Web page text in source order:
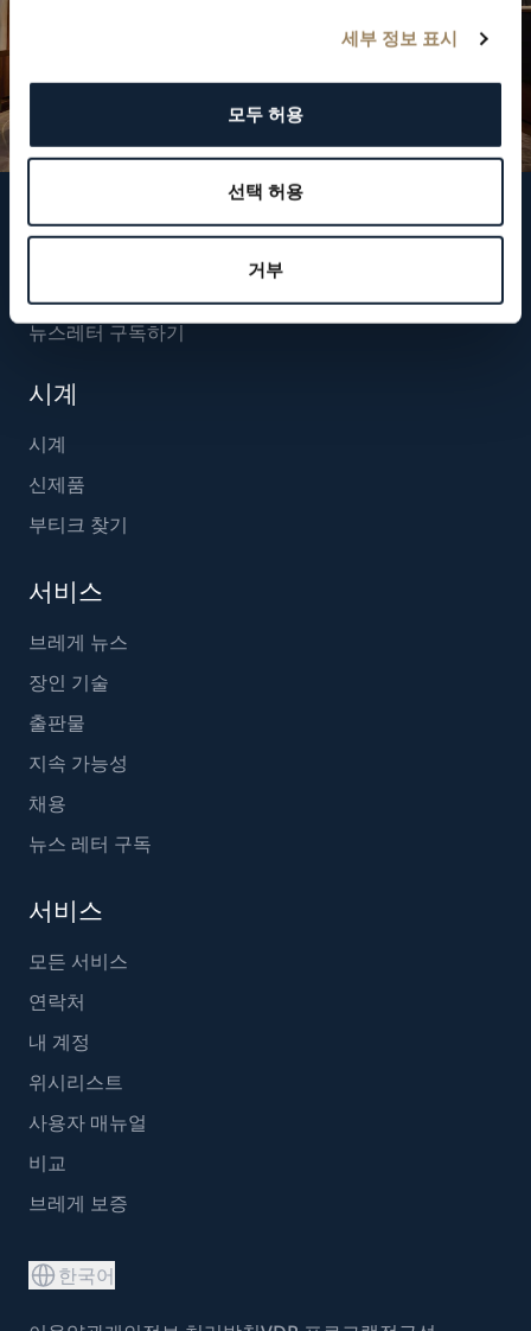
세부 정보 표시
모두 허용
선택 허용
거부
브레게 팔로우하기
뉴스레터 구독하기
시계
시계
신제품
부티크 찾기
서비스
브레게 뉴스
장인 기술
출판물
지속 가능성
채용
뉴스 레터 구독
서비스
모든 서비스
연락처
내 계정
위시리스트
사용자 매뉴얼
비교
브레게 보증
한국어